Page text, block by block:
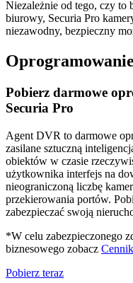
Niezależnie od tego, czy to
biurowy, Securia Pro
niezawodny, bezpieczny
Pobierz darmowe
Securia Pro
Agent DVR to darmowe
zasilane sztuczną
obiektów w czasie
użytkownika interfejs na
nieograniczoną liczbę
przekierowania portów.
zabezpieczać swoją
*W celu zabezpieczonego
biznesowego zobacz Cennik
Pobierz teraz